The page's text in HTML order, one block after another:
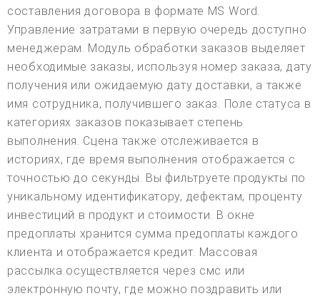
составления договора в формате MS Word.
Управление затратами в первую очередь доступно
менеджерам. Модуль обработки заказов выделяет
необходимые заказы, используя номер заказа, дату
получения или ожидаемую дату доставки, а также
имя сотрудника, получившего заказ. Поле статуса в
категориях заказов показывает степень
выполнения. Сцена также отслеживается в
историях, где время выполнения отображается с
точностью до секунды. Вы фильтруете продукты по
уникальному идентификатору, дефектам, проценту
инвестиций в продукт и стоимости. В окне
предоплаты хранится сумма предоплаты каждого
клиента и отображается кредит. Массовая
рассылка осуществляется через смс или
электронную почту, где можно поздравить или